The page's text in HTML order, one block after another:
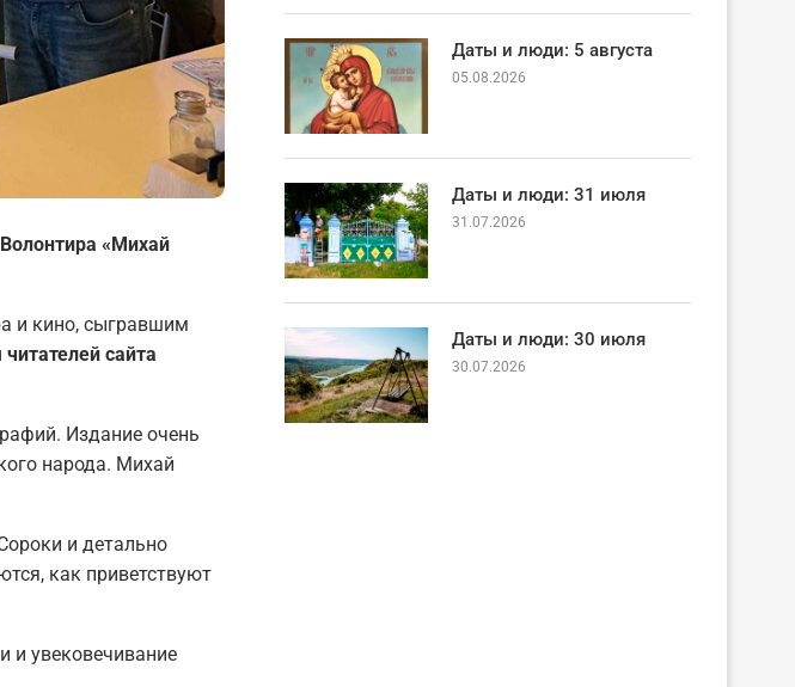
«Михай
и кино, сыгравшим
сайта
Издание очень
народа. Михай
и детально
как приветствуют
и увековечивание
Даты и люди: 5 августа
05.08.2026
Даты и люди: 31 июля
31.07.2026
Даты и люди: 30 июля
30.07.2026